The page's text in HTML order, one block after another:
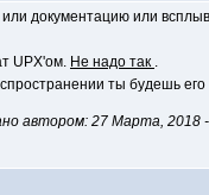
документацию или
UPX'ом. Не надо так .
ты будешь
автором: 27 Марта, 2018 -